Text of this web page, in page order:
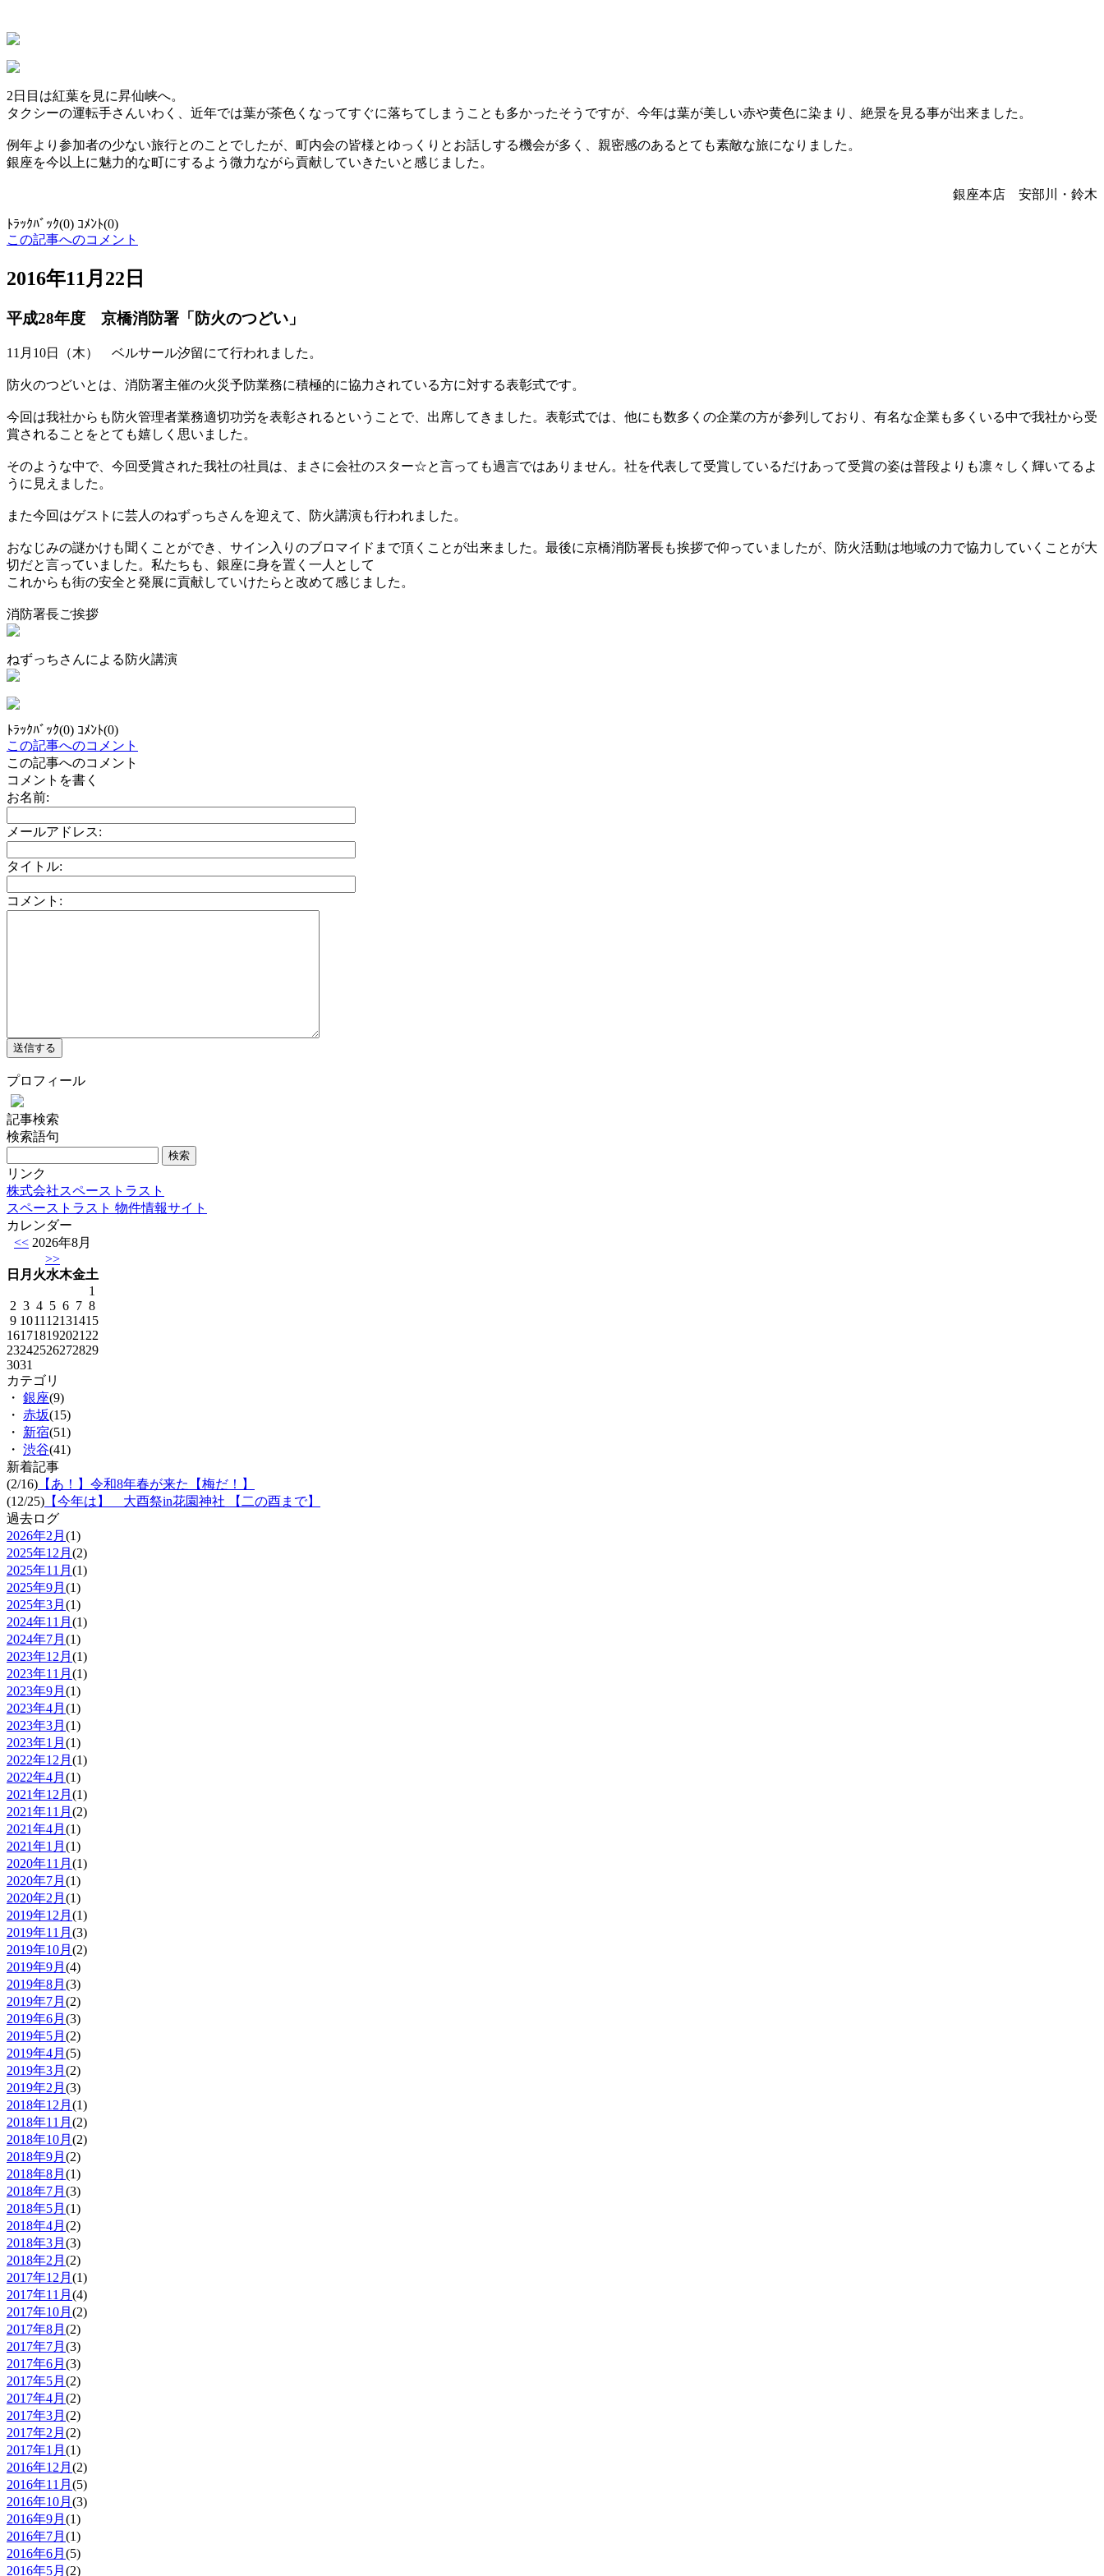
2日目は紅葉を見に昇仙峡へ。
タクシーの運転手さんいわく、近年では葉が茶色くなってすぐに落ちてしまうことも多かったそうですが、今年は葉が美しい赤や黄色に染まり、絶景を見る事が出来ました。
例年より参加者の少ない旅行とのことでしたが、町内会の皆様とゆっくりとお話しする機会が多く、親密感のあるとても素敵な旅になりました。
銀座を今以上に魅力的な町にするよう微力ながら貢献していきたいと感じました。
銀座本店 安部川・鈴木
ﾄﾗｯｸﾊﾞｯｸ(0) ｺﾒﾝﾄ(0)
この記事へのコメント
2016年11月22日
平成28年度 京橋消防署「防火のつどい」
11月10日（木） ベルサール汐留にて行われました。
防火のつどいとは、消防署主催の火災予防業務に積極的に協力されている方に対する表彰式です。
今回は我社からも防火管理者業務適切功労を表彰されるということで、出席してきました。表彰式では、他にも数多くの企業の方が参列しており、有名な企業も多くいる中で我社から受
賞されることをとても嬉しく思いました。
そのような中で、今回受賞された我社の社員は、まさに会社のスター☆と言っても過言ではありません。社を代表して受賞しているだけあって受賞の姿は普段よりも凛々しく輝いてるよ
うに見えました。
また今回はゲストに芸人のねずっちさんを迎えて、防火講演も行われました。
おなじみの謎かけも聞くことができ、サイン入りのブロマイドまで頂くことが出来ました。最後に京橋消防署長も挨拶で仰っていましたが、防火活動は地域の力で協力していくことが大
切だと言っていました。私たちも、銀座に身を置く一人として
これからも街の安全と発展に貢献していけたらと改めて感じました。
消防署長ご挨拶
ねずっちさんによる防火講演
ﾄﾗｯｸﾊﾞｯｸ(0) ｺﾒﾝﾄ(0)
この記事へのコメント
この記事へのコメント
コメントを書く
お名前:
メールアドレス:
タイトル:
コメント:
プロフィール
記事検索
検索語句
リンク
株式会社スペーストラスト
スペーストラスト 物件情報サイト
カレンダー
<< 2026年8月
>>
日 月 火水木金土
1
2 3 4 5 6 7 8
9 1011 12131415
161718192021 22
23242526272829
3031
カテゴリ
・ 銀座(9)
・ 赤坂(15)
・ 新宿(51)
・ 渋谷(41)
新着記事
(2/16) 【あ！】令和8年春が来た【梅だ！】
(12/25) 【今年は】 大酉祭in花園神社 【二の酉まで】
過去ログ
2026年2月 (1)
2025年12月 (2)
2025年11月 (1)
2025年9月 (1)
2025年3月 (1)
2024年11月 (1)
2024年7月 (1)
2023年12月 (1)
2023年11月 (1)
2023年9月 (1)
2023年4月 (1)
2023年3月 (1)
2023年1月 (1)
2022年12月 (1)
2022年4月 (1)
2021年12月 (1)
2021年11月 (2)
2021年4月 (1)
2021年1月 (1)
2020年11月 (1)
2020年7月 (1)
2020年2月 (1)
2019年12月 (1)
2019年11月 (3)
2019年10月 (2)
2019年9月 (4)
2019年8月 (3)
2019年7月 (2)
2019年6月 (3)
2019年5月 (2)
2019年4月 (5)
2019年3月 (2)
2019年2月 (3)
2018年12月 (1)
2018年11月 (2)
2018年10月 (2)
2018年9月 (2)
2018年8月 (1)
2018年7月 (3)
2018年5月 (1)
2018年4月 (2)
2018年3月 (3)
2018年2月 (2)
2017年12月 (1)
2017年11月 (4)
2017年10月 (2)
2017年8月 (2)
2017年7月 (3)
2017年6月 (3)
2017年5月 (2)
2017年4月 (2)
2017年3月 (2)
2017年2月 (2)
2017年1月 (1)
2016年12月 (2)
2016年11月 (5)
2016年10月 (3)
2016年9月 (1)
2016年7月 (1)
2016年6月 (5)
2016年5月 (2)